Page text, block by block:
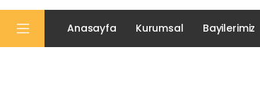
Anasayfa Kurumsal Bayilerimiz